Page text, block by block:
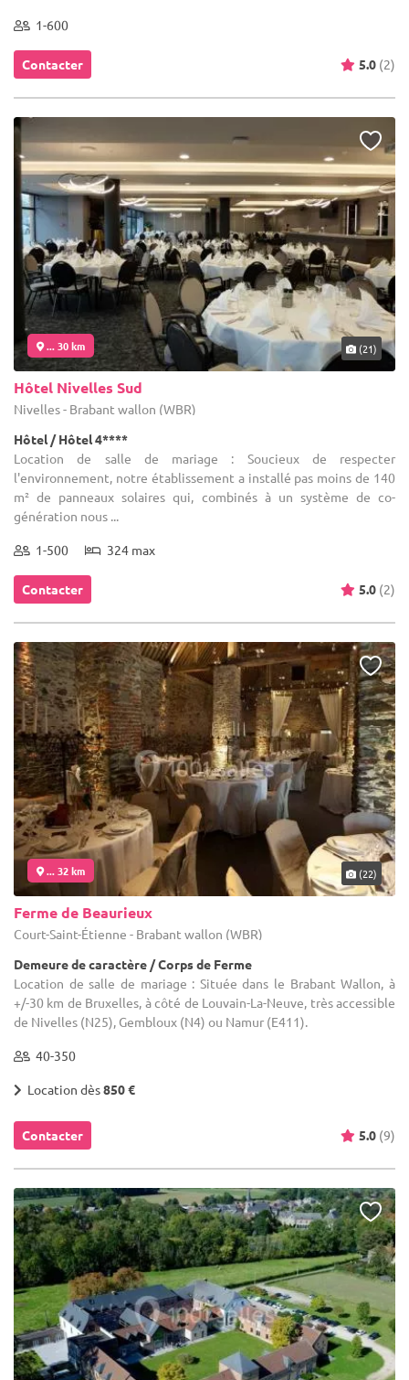
1-600
Contacter 5.0 (2)
... 30 km (21)
Hôtel Nivelles Sud
Nivelles - Brabant wallon (WBR)
Hôtel / Hôtel 4****
Location de salle de mariage : Soucieux de respecter
l'environnement, notre établissement a installé pas moins de 140
m² de panneaux solaires qui, combinés à un système de co-
génération nous ...
1-500 324 max
Contacter 5.0 (2)
... 32 km (22)
Ferme de Beaurieux
Court-Saint-Étienne - Brabant wallon (WBR)
Demeure de caractère / Corps de Ferme
Location de salle de mariage : Située dans le Brabant Wallon, à
+/-30 km de Bruxelles, à côté de Louvain-La-Neuve, très accessible
de Nivelles (N25), Gembloux (N4) ou Namur (E411).
40-350
Location dès850 €
Contacter 5.0 (9)